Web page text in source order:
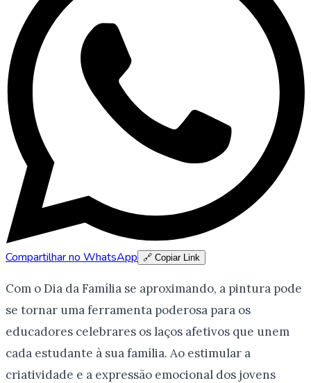
Compartilhar no WhatsApp 🔗 Copiar Link
Com o Dia da Família se aproximando, a pintura pode
se tornar uma ferramenta poderosa para os
educadores celebrares os laços afetivos que unem
cada estudante à sua família. Ao estimular a
criatividade e a expressão emocional dos jovens